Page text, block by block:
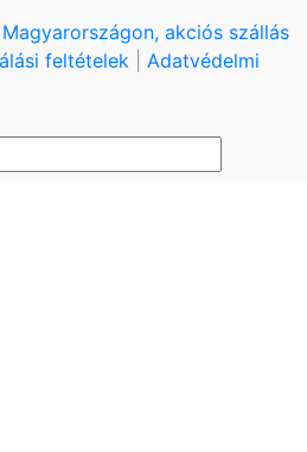
akciós szállás
feltételek
Adatvédelmi